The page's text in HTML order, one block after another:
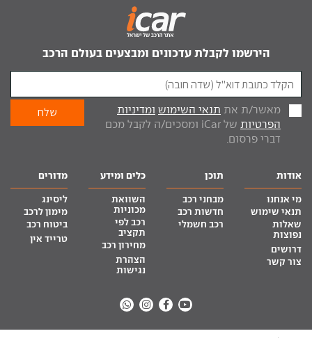
הירשמו לקבלת עדכונים ומבצעים בעולם הרכב
מאשר/ת את תנאי השימוש ומדיניות
הפרטיות
של iCar ומסכים/ה לקבל מכם
דברי פרסום.
אודות
מי אנחנו
תנאי שימוש
שאלות
נפוצות
דרושים
צור קשר
תוכן
מבחני רכב
חדשות רכב
רכב חשמלי
כלים ומידע
השוואת
מכוניות
רכב לפי
תקציב
מחירון רכב
הצהרת
נגישות
מדורים
ליסינג
מימון לרכב
ביטוח רכב
טרייד אין